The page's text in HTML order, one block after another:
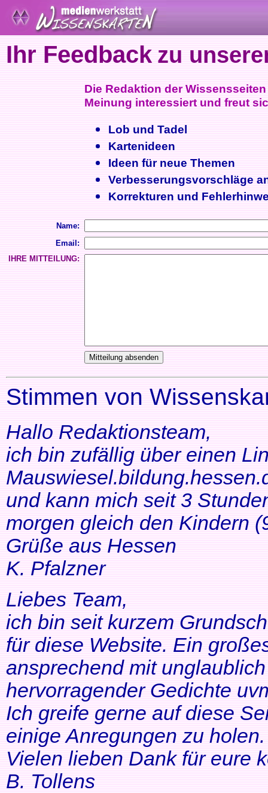
Ihr Feedback zu
Die Redaktion der
Meinung interessiert und freut
Lob und Tadel
Kartenideen
Ideen für neue Themen
Verbesserungsvorschläge
Korrekturen und
Name:
Email:
IHRE MITTEILUNG:
Stimmen von
Hallo Redaktionsteam,
ich bin zufällig über einen
und kann mich seit 3
morgen gleich den Kindern
Grüße aus Hessen
K. Pfalzner
Liebes Team,
ich bin seit kurzem
für diese Website. Ein
ansprechend mit
hervorragender Gedichte
Ich greife gerne auf diese
einige Anregungen zu
Vielen lieben Dank für eure
B. Tollens